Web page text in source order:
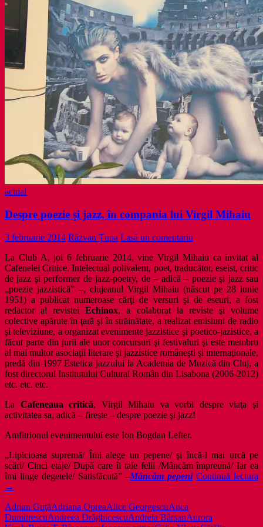
actual
Despre poezie şi jazz, în compania lui Virgil Mihaiu
3 februarie 2014 Răzvan Țupa Lasă un comentariu
La Club A, joi 6 februarie 2014, vine Virgil Mihaiu ca invitat al
Cafenelei Critice. Intelectual polivalent, poet, traducător, eseist, critic
de jazz şi performer de jazz-poetry, de – adică – poezie şi jazz sau
„poezie jazzistică” –, clujeanul Virgil Mihaiu (născut pe 28 iunie
1951) a publicat numeroase cărţi de versuri şi de eseuri, a fost
redactor al revisteiEchinox, a colaborat la reviste şi volume
colective apărute în ţară şi în străinătate, a realizat emisiuni de radio
şi televiziune, a organizat evenimente jazzistice şi poetico-jazistice, a
făcut parte din jurii ale unor concursuri şi festivaluri şi este membru
al mai multor asociaţii literare şi jazzistice româneşti şi internaţionale,
predă din 1997 Estetica jazzului la Academia de Muzică din Cluj, a
fost directorul Institutului Cultural Român din Lisabona (2006-2012)
etc. etc. etc.
La Cafeneaua critică, Virgil Mihaiu va vorbi despre viaţa şi
activitatea sa, adică – fireşte – despre poezie şi jazz!
Amfitrionul evenimentului este Ion Bogdan Lefter.
„Lipicioasa supremă/ Îmi alege un pepene/ şi încă-l mai urcă pe
scări/ Cinci etaje/ După care îl taie felii /Mâncăm împreună/ Iar ea
îmi linge degetele/ Satisfăcută” –Mâncăm pepeni Continuă lectura
→
Adrian GuţăAdriana OpreaAlice GeorgescuAnca
DumitrescuAndreea DrăghicescuAndreia BârsanAurora